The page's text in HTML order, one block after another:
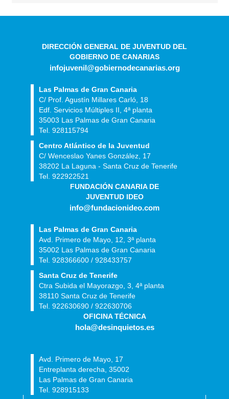
DIRECCIÓN GENERAL DE JUVENTUD DEL
GOBIERNO DE CANARIAS
infojuvenil@gobiernodecanarias.org
Las Palmas de Gran Canaria
C/ Prof. Agustín Millares Carló, 18
Edf. Servicios Múltiples II, 4ª planta
35003 Las Palmas de Gran Canaria
Tel. 928115794
Centro Atlántico de la Juventud
C/ Wenceslao Yanes González, 17
38202 La Laguna - Santa Cruz de Tenerife
Tel. 922922521
FUNDACIÓN CANARIA DE
JUVENTUD IDEO
info@fundacionideo.com
Las Palmas de Gran Canaria
Avd. Primero de Mayo, 12, 3ª planta
35002 Las Palmas de Gran Canaria
Tel. 928366600 / 928433757
Santa Cruz de Tenerife
Ctra Subida el Mayorazgo, 3, 4ª planta
38110 Santa Cruz de Tenerife
Tel. 922630690 / 922630706
OFICINA TÉCNICA
hola@desinquietos.es
Avd. Primero de Mayo, 17
Entreplanta derecha, 35002
Las Palmas de Gran Canaria
Tel. 928915133